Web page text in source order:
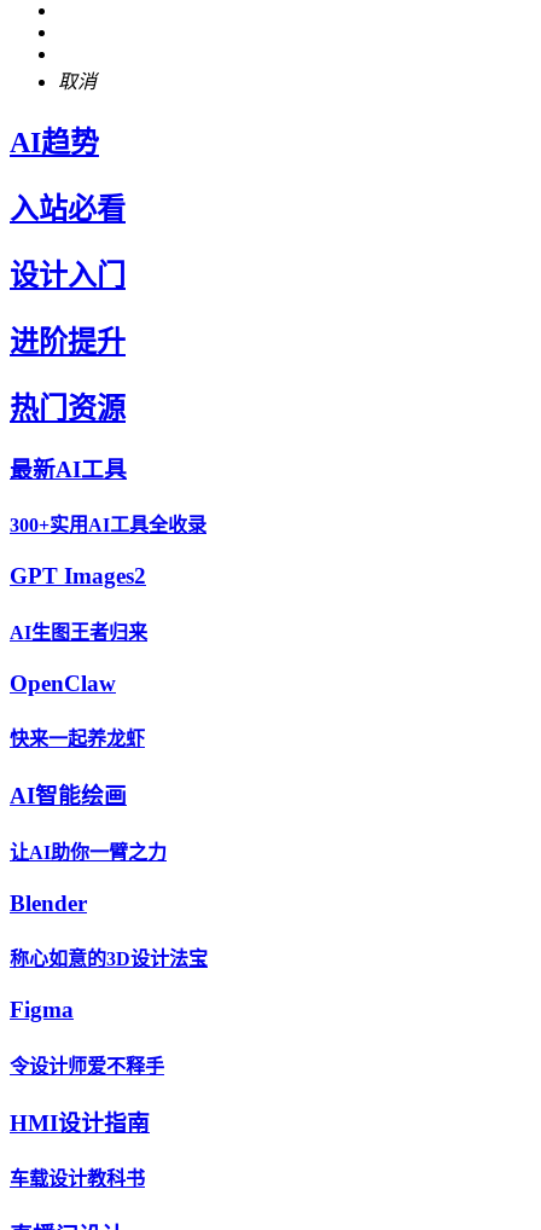
取消
AI趋势
入站必看
设计入门
进阶提升
热门资源
最新AI工具
300+实用AI工具全收录
GPT Images2
AI生图王者归来
OpenClaw
快来一起养龙虾
AI智能绘画
让AI助你一臂之力
Blender
称心如意的3D设计法宝
Figma
令设计师爱不释手
HMI设计指南
车载设计教科书